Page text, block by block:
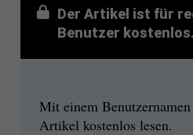
Der Artikel ist für
Benutzer kostenlos.
Mit einem
Artikel kostenlos lesen.